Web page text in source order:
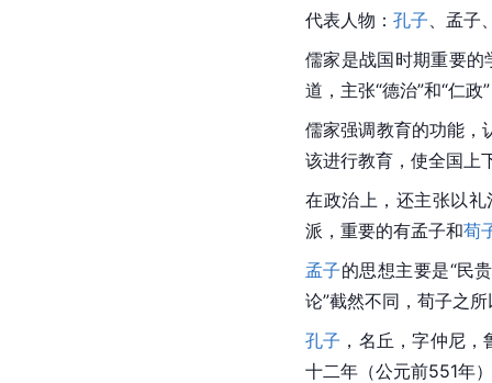
代表人物： 孔子 、孟子
儒家是战国时期重要的
道，主张“德治”和“仁政
儒家强调教育的功能，
该进行教育，使全国上
在政治上，还主张以
派，重要的有孟子和荀
孟子的思想主要是“民
论”截然不同，荀子之
孔子 ，名丘，字仲尼
十二年（公元前551年